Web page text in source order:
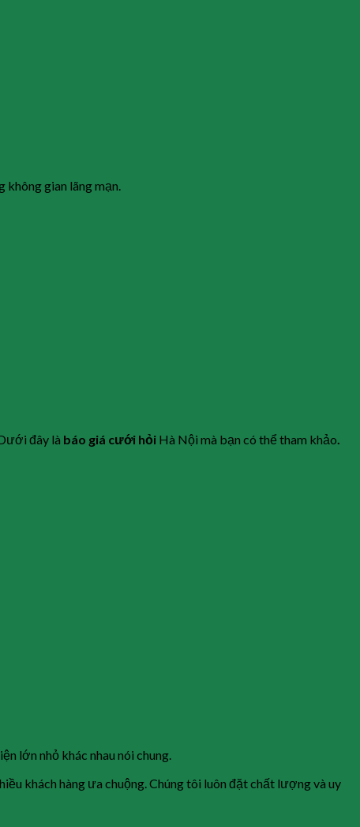
gian lãng mạn.
đây là báo giá cưới hỏi Hà Nội mà bạn có thể tham khảo.
lớn nhỏ khác nhau nói chung.
khách hàng ưa chuộng. Chúng tôi luôn đặt chất lượng và uy